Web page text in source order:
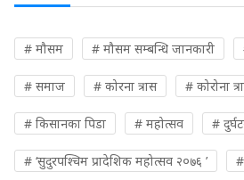
# मौसम # मौसम सम्बन्धि जानकारी
# समाज # कोरना त्रास # कोरोना
# किसानका पिडा # महोत्सव #
# ‘सुदुरपश्चिम प्रादेशिक महोत्सव २०७६ ’